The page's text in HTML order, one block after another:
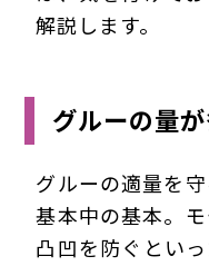
解説します。
グルーの量
グルーの適量を
基本中の基本。
凸凹を防ぐとい